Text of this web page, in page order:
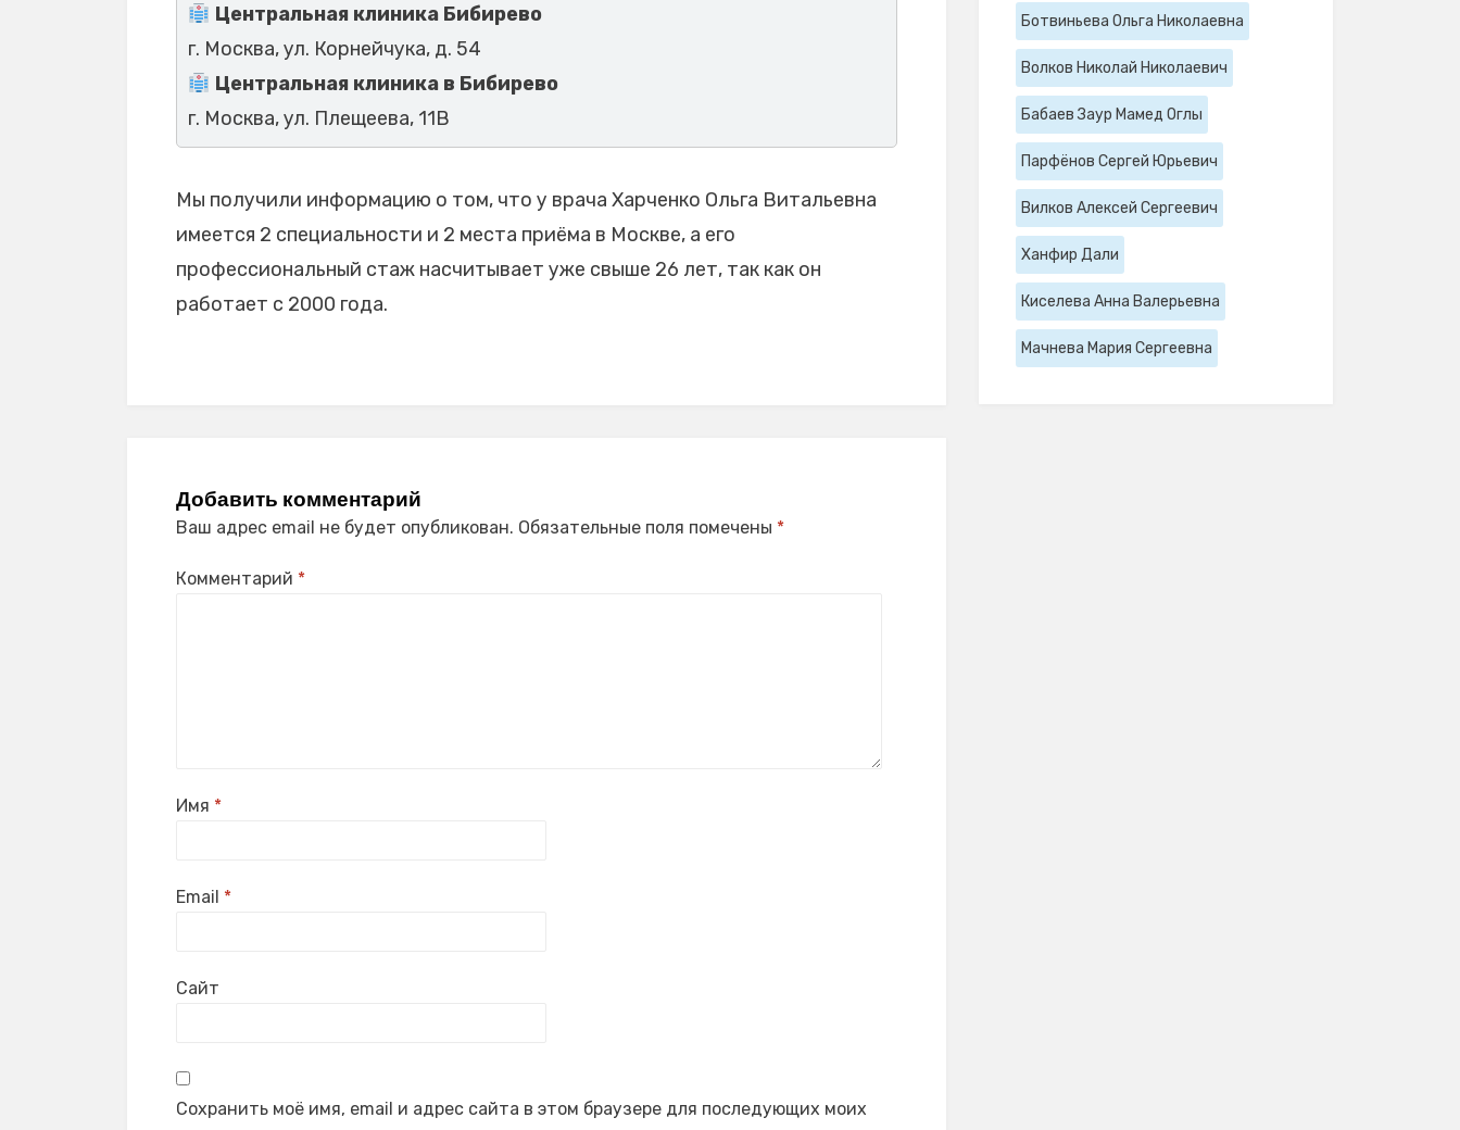
Центральная клиника Бибирево
г. Москва, ул. Корнейчука, д. 54
Центральная клиника в Бибирево
г. Москва, ул. Плещеева, 11В
Мы получили информацию о том, что у врача Харченко Ольга Витальевна
имеется 2 специальности и 2 места приёма в Москве, а его
профессиональный стаж насчитывает уже свыше 26 лет, так как он
работает с 2000 года.
Добавить комментарий
Ваш адрес email не будет опубликован. Обязательные поля помечены *
Комментарий *
Имя *
Email *
Сайт
Сохранить моё имя, email и адрес сайта в этом браузере для последующих моих
Ботвиньева Ольга Николаевна
Волков Николай Николаевич
Бабаев Заур Мамед Оглы
Парфёнов Сергей Юрьевич
Вилков Алексей Сергеевич
Ханфир Дали
Киселева Анна Валерьевна
Мачнева Мария Сергеевна